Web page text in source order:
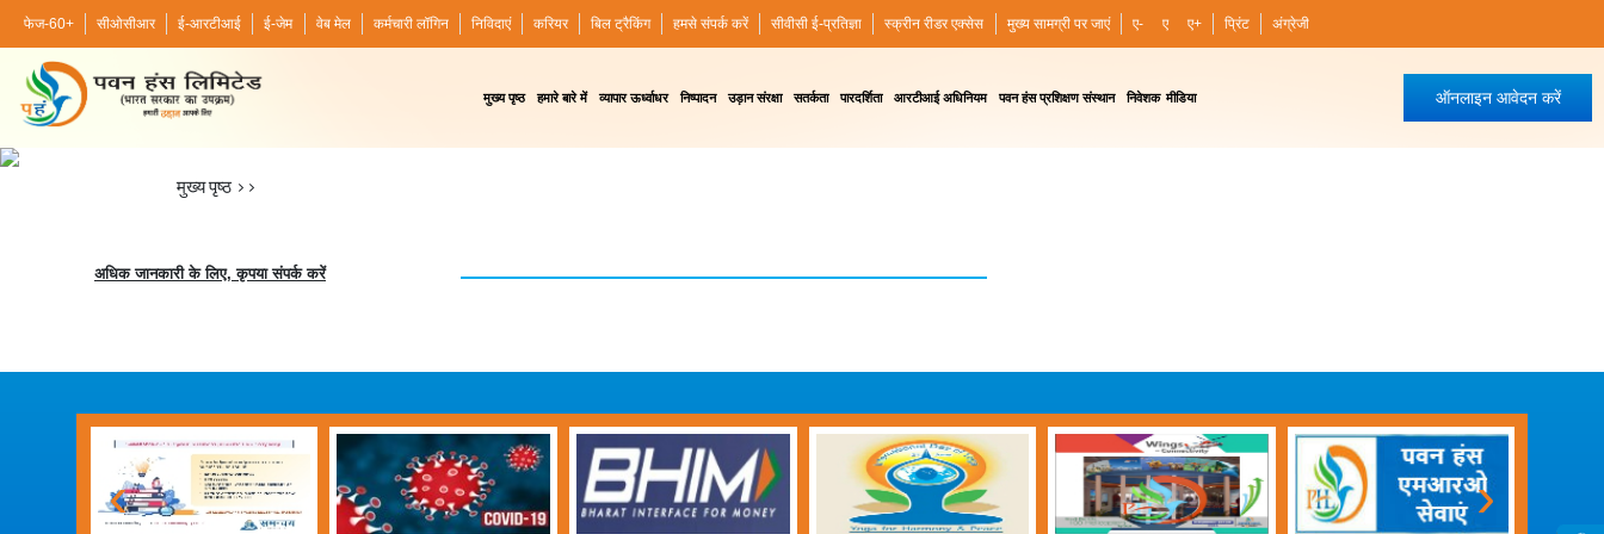
फेज-60+ सीओसीआर ई-आरटीआई ई-जेम वेब मेल कर्मचारी लॉगिन निविदाएं करियर बिल ट्रैकिंग हमसे संपर्क करें सीवीसी ई-प्रतिज्ञा स्क्रीन रीडर एक्सेस मुख्य सामग्री पर जाएं ए- ए ए+ प्रिंट अंग्रेजी
ऑनलाइन आवेदन करें
मुख्य पृष्ठ हमारे बारे में व्यापार ऊर्ध्वाधर निष्पादन उड़ान संरक्षा सतर्कता पारदर्शिता आरटीआई अधिनियम पवन हंस प्रशिक्षण संस्थान निवेशक मीडिया
मुख्य पृष्ठ>>
अधिक जानकारी के लिए, कृपया संपर्क करें
‹ ›